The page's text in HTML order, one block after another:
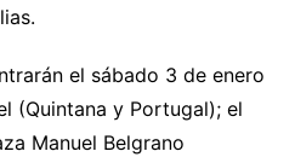
el sábado 3 de enero
(Quintana y Portugal); el
Manuel Belgrano